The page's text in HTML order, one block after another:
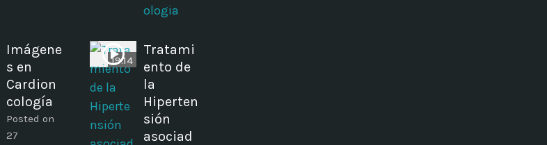
ologia
Imágene
s en
Cardion
cología
Posted on
27
19:14
Tratami
ento de
la
Hiperten
sión
asociad